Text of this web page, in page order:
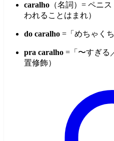
caralho （名詞）= ペニ
われることはまれ）
do caralho =「めちゃく
pra caralho =「〜すぎる
置修飾）